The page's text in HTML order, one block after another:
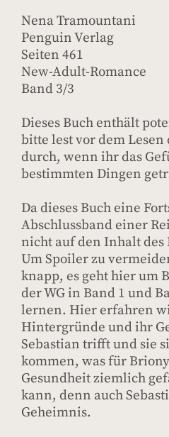
Nena Tramountani
Penguin Verlag
Seiten 461
New-Adult-Romance
Band 3/3
Dieses Buch enthält
bitte lest vor dem
durch, wenn ihr das
bestimmten Dingen
Da dieses Buch eine
Abschlussband einer
nicht auf den Inhalt des
Um Spoiler zu
knapp, es geht hier um
der WG in Band 1 und
lernen. Hier erfahren
Hintergründe und ihr
Sebastian trifft und sie
kommen, was für
Gesundheit ziemlich
kann, denn auch
Geheimnis.